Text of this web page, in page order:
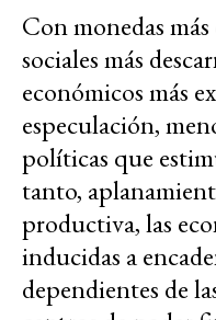
Con monedas
sociales más
económicos más
especulación,
políticas que
tanto,
productiva, las
inducidas a
dependientes de